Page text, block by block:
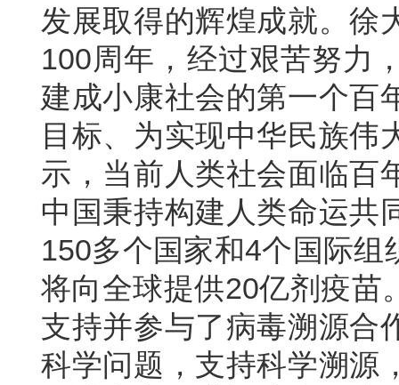
发展取得的辉煌成就。徐
100周年，经过艰苦努力
建成小康社会的第一个百
目标、为实现中华民族伟
示，当前人类社会面临百
中国秉持构建人类命运共
150多个国家和4个国际
将向全球提供20亿剂疫苗
支持并参与了病毒溯源合
科学问题，支持科学溯源